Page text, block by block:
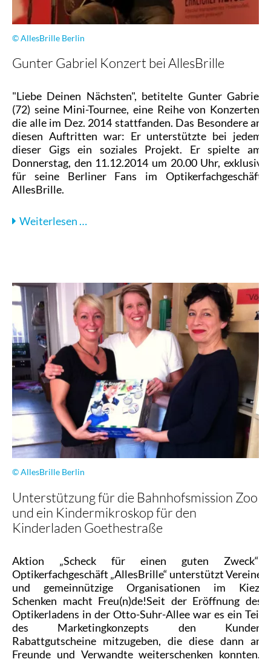
© AllesBrille Berlin
Gunter Gabriel Konzert bei AllesBrille
"Liebe Deinen Nächsten", betitelte Gunter Gabriel
(72) seine Mini-Tournee, eine Reihe von Konzerten,
die alle im Dez. 2014 stattfanden. Das Besondere an
diesen Auftritten war: Er unterstützte bei jedem
dieser Gigs ein soziales Projekt. Er spielte am
Donnerstag, den 11.12.2014 um 20.00 Uhr, exklusiv
für seine Berliner Fans im Optikerfachgeschäft
AllesBrille.
Weiterlesen …
© AllesBrille Berlin
Unterstützung für die Bahnhofsmission Zoo
und ein Kindermikroskop für den
Kinderladen Goethestraße
Aktion „Scheck für einen guten Zweck“:
Optikerfachgeschäft „AllesBrille“ unterstützt Vereine
und gemeinnützige Organisationen im Kiez.
Schenken macht Freu(n)de!Seit der Eröffnung des
Optikerladens in der Otto-Suhr-Allee war es ein Teil
des Marketingkonzepts den Kunden
Rabattgutscheine mitzugeben, die diese dann an
Freunde und Verwandte weiterschenken konnten.